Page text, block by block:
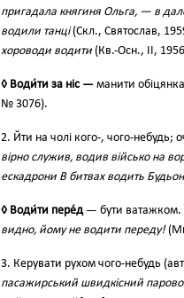
пригадала княгиня Ольга, — в
водили танці(Скл., Святослав,
хороводи водити (Кв.-Осн., II,
◊ Води́ти за ніс — манити
№ 3076).
2. Йти на чолі кого-, чого-небудь;
вірно служив, водив військо на
ескадрони В битвах водить
◊ Води́ти пере́д— бути ватажком.
видно, йому не водити переду!
3. Керувати рухом чого-небудь
пасажирський швидкісний паровоз